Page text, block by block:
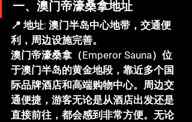
一、澳门帝濠桑拿地址
📍 地址: 澳门半岛中心地带，交通便
利，周边设施完善。
澳门帝濠桑拿（Emperor Sauna） 位
于澳门半岛的黄金地段，靠近多个国
际品牌酒店和高端购物中心。周边交
通便捷，游客无论是从酒店出发还是
直接前往，都会感到非常方便。无论